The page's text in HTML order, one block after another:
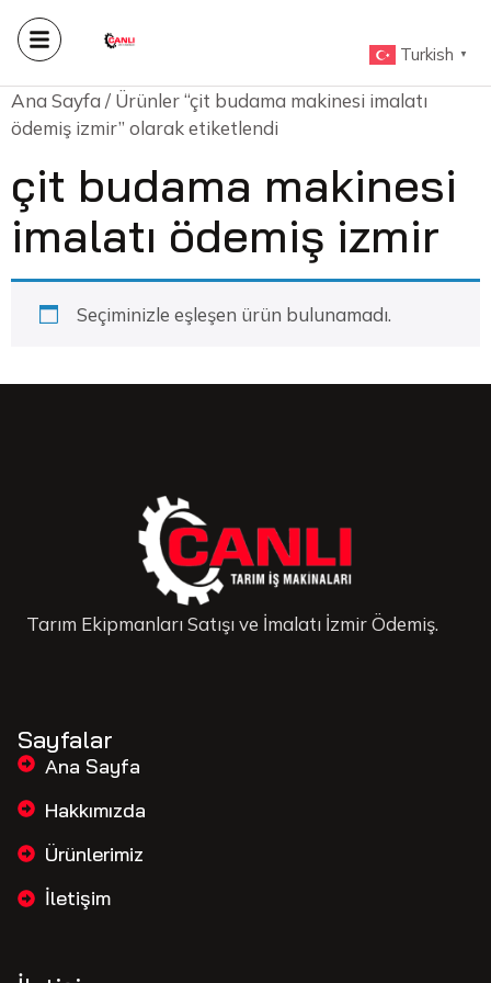
Turkish ▼
Ana Sayfa/ Ürünler “çit budama makinesi imalatı
ödemiş izmir” olarak etiketlendi
çit budama makinesi
imalatı ödemiş izmir
Seçiminizle eşleşen ürün bulunamadı.
Tarım Ekipmanları Satışı ve İmalatı İzmir Ödemiş.
Sayfalar
Ana Sayfa
Hakkımızda
Ürünlerimiz
İletişim